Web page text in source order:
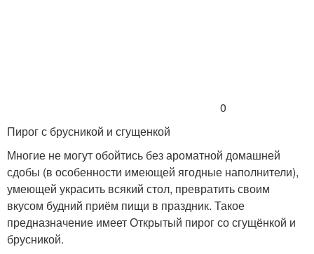
0
Пирог с брусникой и сгущенкой
Многие не могут обойтись без ароматной домашней
сдобы (в особенности имеющей ягодные наполнители),
умеющей украсить всякий стол, превратить своим
вкусом будний приём пищи в праздник. Такое
предназначение имеет Открытый пирог со сгущёнкой и
брусникой.